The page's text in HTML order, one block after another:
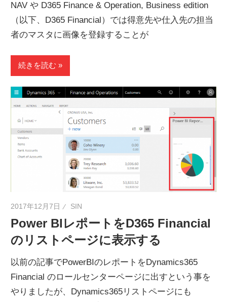
NAV や D365 Finance & Operation, Business edition
（以下、D365 Financial）では得意先や仕入先の担当
者のマスタに画像を登録することが
続きを読む
2017年12月7日 SIN
Power BIレポートをD365 Financial
のリストページに表示する
以前の記事でPowerBIのレポートをDynamics365
Financial のロールセンターページに出すという事を
やりましたが、Dynamics365リストページにも